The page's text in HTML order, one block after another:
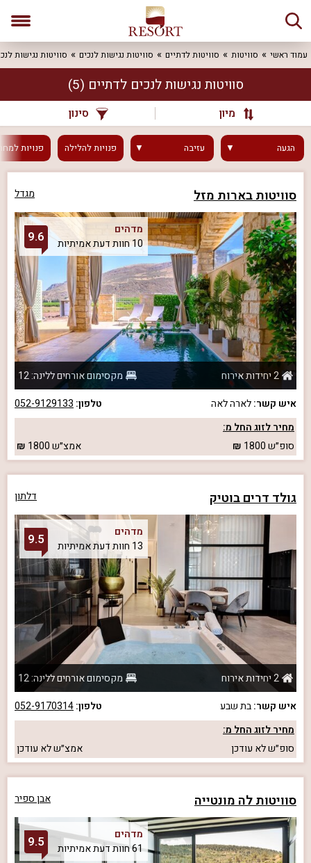
עמוד ראשי סוויטות סוויטות לדתיים סוויטות נגישות לנכים סוויטות נגישות
סוויטות נגישות לנכים לדתיים (5)
מיון סינון
הגעה עזיבה פנויותלהלילה פנויות
סוויטות בארות מזל מגדל
מדהים
10 חוות דעת אמיתיות
9.6
2 יחידות אירוח
מקסימום אורחים ללינה: 12
איש קשר:לארה לאה טלפון: 052-9129133
מחיר לזוג החל מ:
סופ״ש1800 אמצ״ש1800
גולד דרים בוטיק דלתון
מדהים
13 חוות דעת אמיתיות
9.5
2 יחידות אירוח
מקסימום אורחים ללינה: 12
איש קשר:בת שבע טלפון:052-9170314
מחיר לזוג החל מ:
סופ״שלא עודכן אמצ״שלא עודכן
סוויטות לה מונטייה אבן ספיר
מדהים
61 חוות דעת אמיתיות
9.5